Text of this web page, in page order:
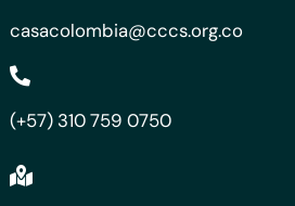
casacolombia@cccs.org.co
(+57) 310 759 0750